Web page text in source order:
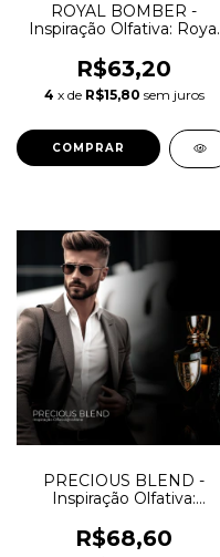
ROYAL BOMBER -
Inspiração Olfativa: Royal
R$63,20
4 x de R$15,80 sem juros
COMPRAR
PRECIOUS BLEND -
Inspiração Olfativa:
R$68,60